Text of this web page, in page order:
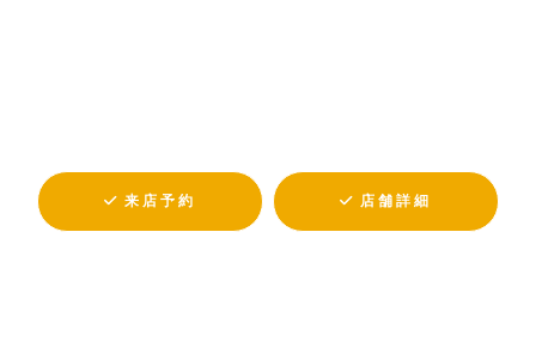
来店予約 店舗詳細